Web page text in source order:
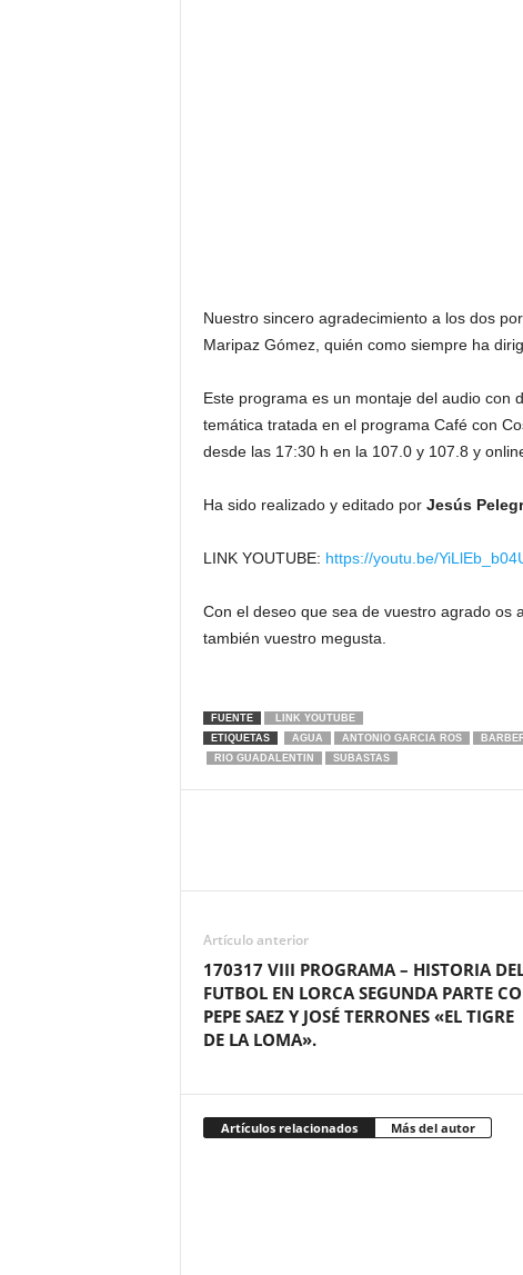
Nuestro sincero agradecimiento a los dos
Maripaz Gómez, quién como siempre ha
Este programa es un montaje del audio con
temática tratada en el programa Café con
desde las 17:30 h en la 107.0 y 107.8 y
Ha sido realizado y editado por Jesús
LINK YOUTUBE: https://youtu.be/
Con el deseo que sea de vuestro agrado os
también vuestro megusta.
FUENTE
LINK YOUTUBE
ETIQUETAS
AGUA ANTONIO GARCIA ROS
RIO GUADALENTIN
SUBASTAS
Artículo anterior
170317 VIII PROGRAMA – HISTORIA
FUTBOL EN LORCA SEGUNDA PARTE
PEPE SAEZ Y JOSÉ TERRONES «EL TIGRE
DE LA LOMA».
Artículos relacionados Más del autor